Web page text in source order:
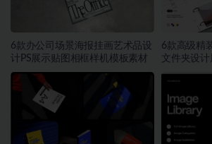
6款办公司场景海报挂画艺术品设
计PS展示贴图相框样机模板素材
6款高级精
文件夹设